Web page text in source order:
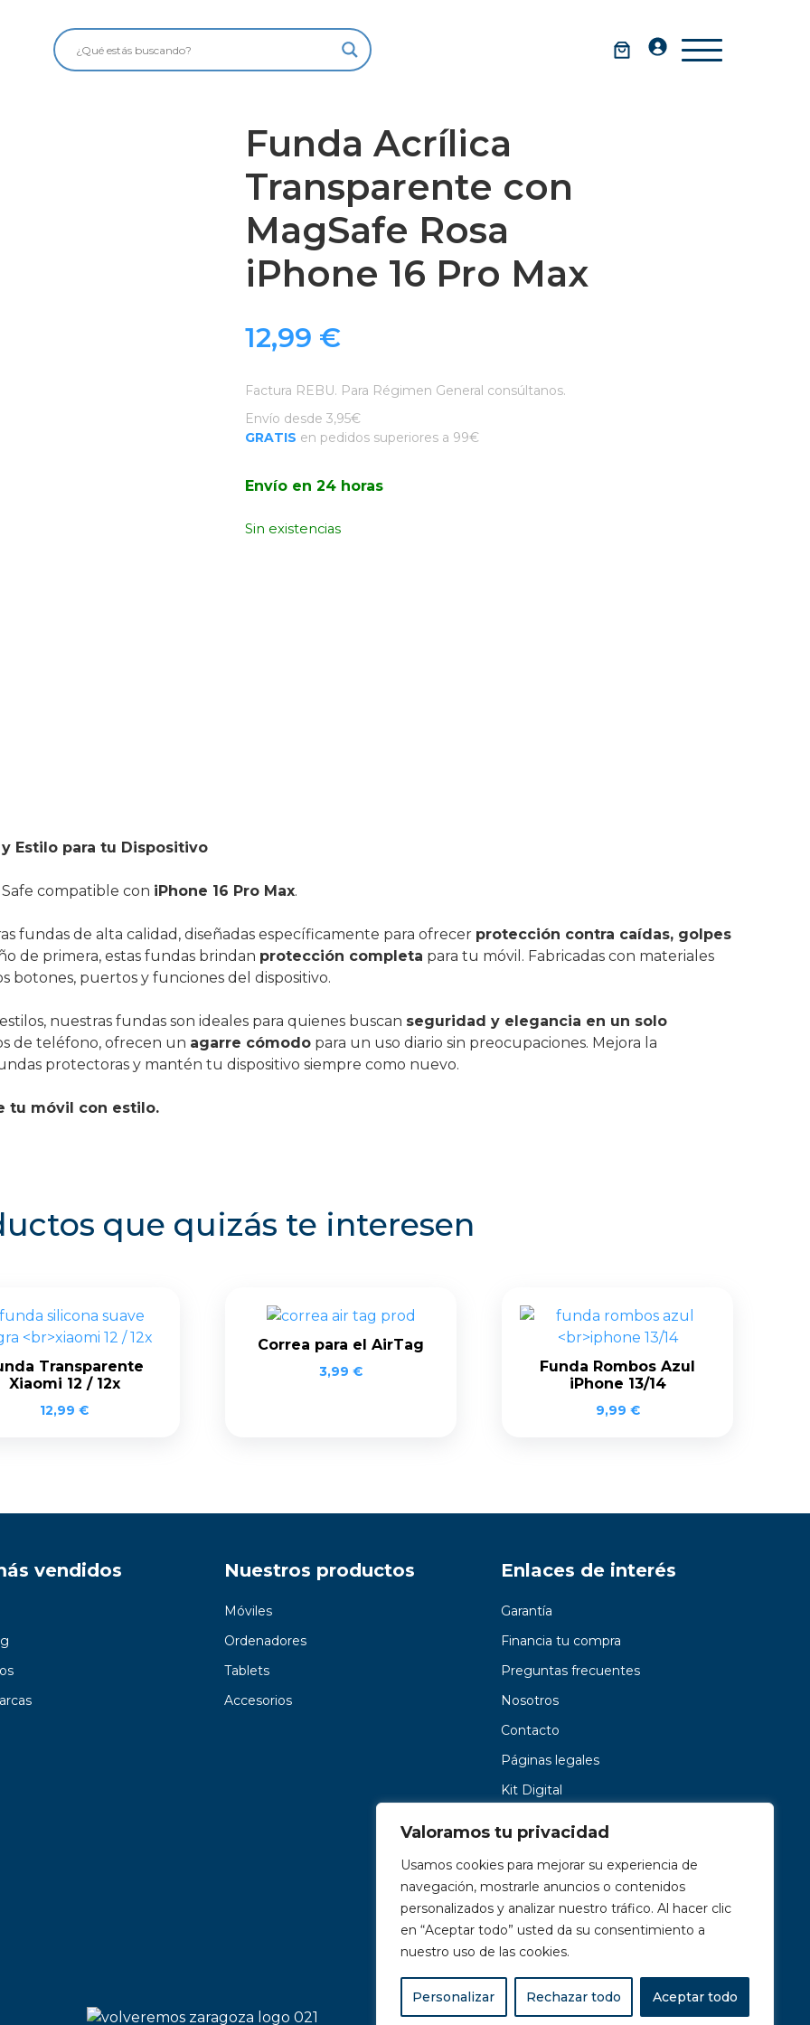
Valoramos tu privacidad
Usamos cookies para mejorar su experiencia de
navegación, mostrarle anuncios o contenidos
personalizados y analizar nuestro tráfico. Al hacer clic
en “Aceptar todo” usted da su consentimiento a
nuestro uso de las cookies.
Personalizar Rechazar todo Aceptar todo
Funda Acrílica
Transparente con
MagSafe Rosa
iPhone 16 Pro Max
12,99 €
Factura REBU. Para Régimen General consúltanos.
Envío desde 3,95€
GRATIS en pedidos superiores a 99€
Envío en 24 horas
Sin existencias
Estilo para tu Dispositivo
compatible con iPhone 16 Pro Max.
fundas de alta calidad, diseñadas específicamente para ofrecer protección contra caídas, golpes
de primera, estas fundas brindan protección completa para tu móvil. Fabricadas con materiales
botones, puertos y funciones del dispositivo.
nuestras fundas son ideales para quienes buscan seguridad y elegancia en un solo
de teléfono, ofrecen un agarre cómodo para un uso diario sin preocupaciones. Mejora la
protectoras y mantén tu dispositivo siempre como nuevo.
tu móvil con estilo.
que quizás te interesen
Transparente
Xiaomi 12 / 12x
12,99 €
Correa para el AirTag
3,99 €
Funda Rombos Azul
iPhone 13/14
9,99 €
vendidos Nuestros productos
Móviles
Ordenadores
Tablets
Accesorios
Enlaces de interés
Garantía
Financia tu compra
Preguntas frecuentes
Nosotros
Contacto
Páginas legales
Kit Digital